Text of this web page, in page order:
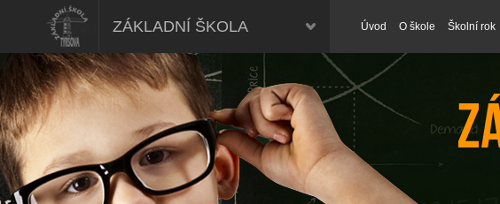
ZÁKLADNÍ ŠKOLA Úvod O škole Školní rok